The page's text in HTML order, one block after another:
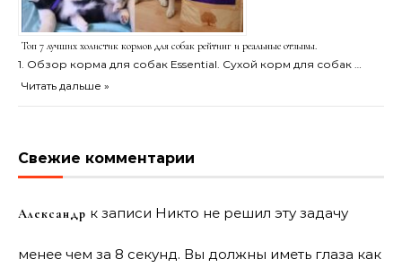
Топ 7 лучших холистик кормов для собак рейтинг и реальные отзывы.
1. Обзор корма для собак Essential. Сухой корм для собак …
Читать дальше »
Свежие комментарии
Александр к записи Никто не решил эту задачу
менее чем за 8 секунд. Вы должны иметь глаза как